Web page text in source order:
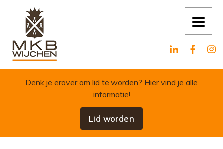
Skip to content
Denk je erover om lid te worden? Hier vind je alle
informatie!
Lid worden